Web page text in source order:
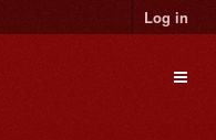
Log in